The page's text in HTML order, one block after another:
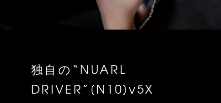
独自の“NUARL
DRIVER”[N10]v5X